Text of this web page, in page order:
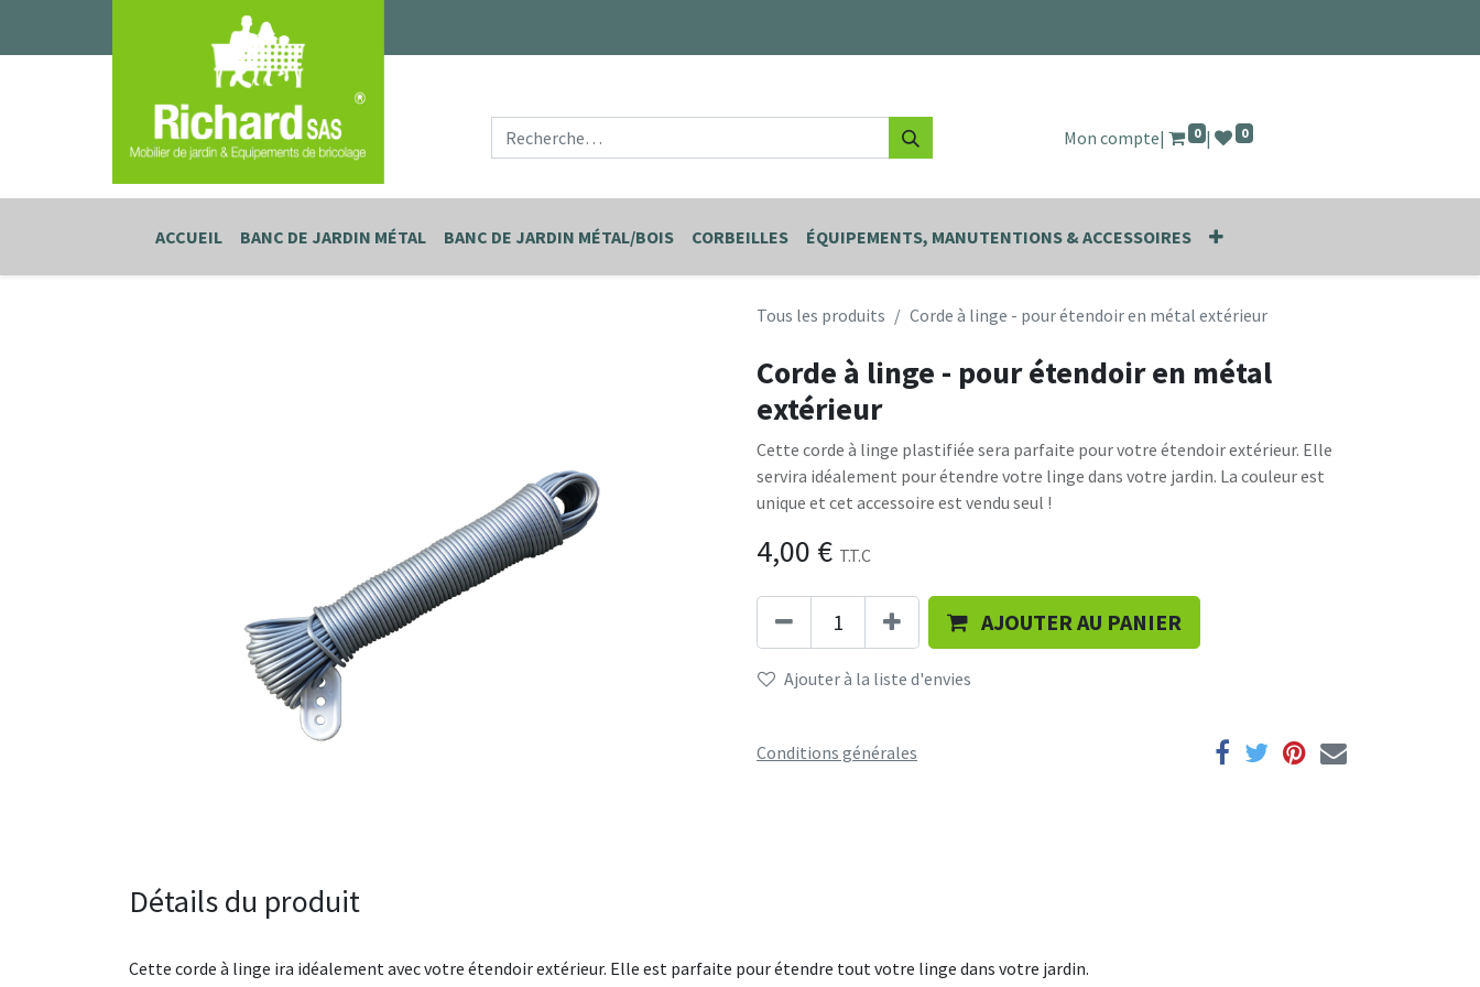
Mon compte| 0 | 0
ACCUEIL BANC DE JARDIN MÉTAL BANC DE JARDIN MÉTAL/BOIS CORBEILLES ÉQUIPEMENTS, MANUTENTIONS & ACCESSOIRES
Tous les produits Corde à linge - pour étendoir en métal extérieur
Corde à linge - pour étendoir en métal
extérieur
Cette corde à linge plastifiée sera parfaite pour votre étendoir extérieur. Elle
servira idéalement pour étendre votre linge dans votre jardin. La couleur est
unique et cet accessoire est vendu seul !
4,00 € T.T.C
AJOUTER AU PANIER
Ajouter à la liste d'envies
Conditions générales
Détails du produit
Cette corde à linge ira idéalement avec votre étendoir extérieur. Elle est parfaite pour étendre tout votre linge dans votre jardin.